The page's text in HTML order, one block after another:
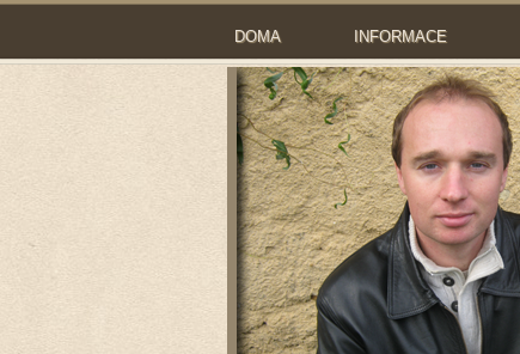
DOMA INFORMACE